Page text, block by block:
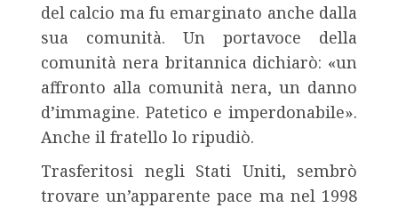
del calcio ma fu emarginato anche dalla
sua comunità. Un portavoce della
comunità nera britannica dichiarò: «un
affronto alla comunità nera, un danno
d’immagine. Patetico e imperdonabile».
Anche il fratello lo ripudiò.
Trasferitosi negli Stati Uniti, sembrò
trovare un’apparente pace ma nel 1998